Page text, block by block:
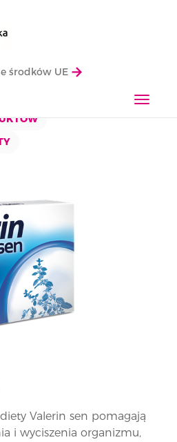
środków UE
T
o
Valerin sen pomagają
i wyciszenia organizmu,